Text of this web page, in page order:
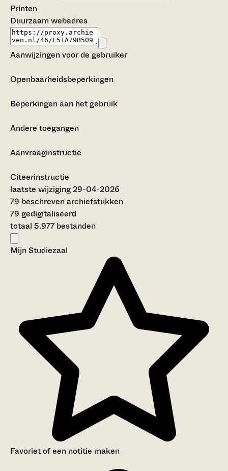
Printen
Duurzaam webadres
Aanwijzingen voor de gebruiker
Openbaarheidsbeperkingen
Beperkingen aan het gebruik
Andere toegangen
Aanvraaginstructie
Citeerinstructie
laatste wijziging 29-04-2026
79 beschreven archiefstukken
79 gedigitaliseerd
totaal 5.977 bestanden
Mijn Studiezaal
Favoriet of een notitie maken